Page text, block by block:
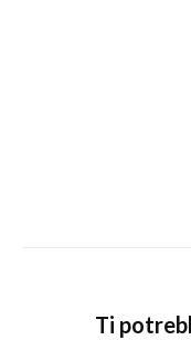
Ti